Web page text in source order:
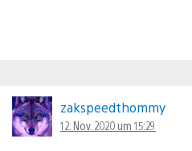
zakspeedthommy
12. Nov. 2020 um 15:29